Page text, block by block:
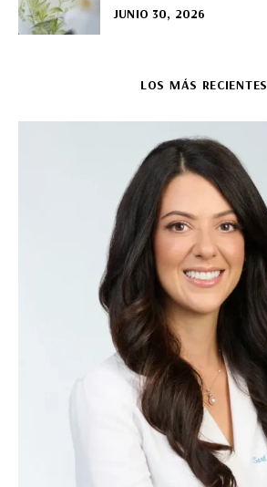
JUNIO 30, 2026
LOS MÁS RECIENTES